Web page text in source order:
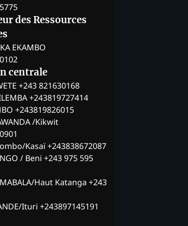
des Ressources
EKAMBO
centrale
+243 821630168
+243819727414
+243819826015
/Kikwit
Kasaï +243838672087
/ Beni +243 975 595
Haut Katanga +243
Ituri +243897145191